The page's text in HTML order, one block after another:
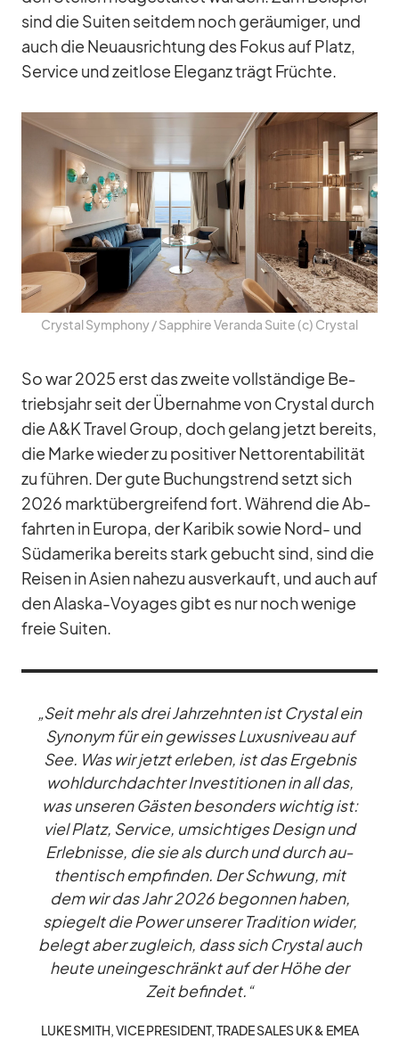
sind die Sui­ten seit­dem noch ge­räu­mi­ger, und
auch die Neu­aus­rich­tung des Fo­kus auf Platz,
Ser­vice und zeit­lose Ele­ganz trägt Früchte.
Crys­tal Sym­phony /​ Sap­phire Ve­randa Suite (c) Crys­tal
So war 2025 erst das zweite voll­stän­dige Be­
triebs­jahr seit der Über­nahme von Crys­tal durch
die A&K Tra­vel Group, doch ge­lang jetzt be­reits,
die Marke wie­der zu po­si­ti­ver Net­to­ren­ta­bi­li­tät
zu füh­ren. Der gute Bu­chungs­trend setzt sich
2026 markt­über­grei­fend fort. Wäh­rend die Ab­
fahr­ten in Eu­ropa, der Ka­ri­bik so­wie Nord- und
Süd­ame­rika be­reits stark ge­bucht sind, sind die
Rei­sen in Asien na­hezu aus­ver­kauft, und auch auf
den Alaska-Voy­a­ges gibt es nur noch we­nige
freie Sui­ten.
„Seit mehr als drei Jahr­zehn­ten ist Crys­tal ein
Syn­onym für ein ge­wis­ses Lu­xus­ni­veau auf
See. Was wir jetzt er­le­ben, ist das Er­geb­nis
wohl­durch­dach­ter In­ves­ti­tio­nen in all das,
was un­se­ren Gäs­ten be­son­ders wich­tig ist:
viel Platz, Ser­vice, um­sich­ti­ges De­sign und
Er­leb­nisse, die sie als durch und durch au­
then­tisch emp­fin­den. Der Schwung, mit
dem wir das Jahr 2026 be­gon­nen ha­ben,
spie­gelt die Power un­se­rer Tra­di­tion wi­der,
be­legt aber zu­gleich, dass sich Crys­tal auch
heute un­ein­ge­schränkt auf der Höhe der
Zeit be­fin­det.“
LUKE SMITH, VICE PRE­SI­DENT, TRADE SA­LES UK & EMEA